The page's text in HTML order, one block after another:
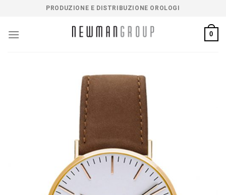
contenuti
PRODUZIONE E DISTRIBUZIONE OROLOGI
0